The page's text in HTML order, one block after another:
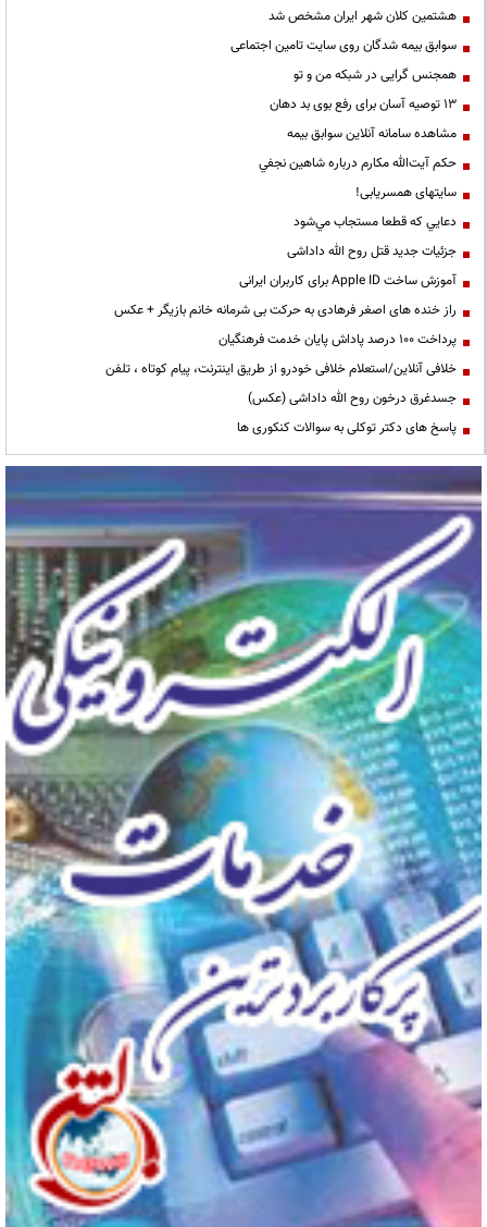
هشتمین کلان شهر ایران مشخص شد
سوابق بیمه شدگان روی سایت تامین اجتماعی
همجنس گرایی در شبکه من و تو
13 توصیه آسان برای رفع بوی بد دهان
مشاهده سامانه آنلاين سوابق بیمه
حكم آيت‌الله مكارم درباره شاهين نجفي
سایتهای همسریابی!
دعايي كه قطعا مستجاب مي‌شود
جزئیات جدید قتل روح الله داداشی
آموزش ساخت Apple ID برای کاربران ایرانی
راز خنده های اصغر فرهادی به حرکت بی شرمانه خانم بازیگر + عکس
پرداخت ۱۰۰ درصد پاداش پایان خدمت فرهنگیان
خلافی آنلاین/استعلام خلافی خودرو از طریق اینترنت، پیام کوتاه ، تلفن
جسدغرق درخون روح الله داداشی (عکس)
پاسخ های دکتر توکلی به سوالات کنکوری ها